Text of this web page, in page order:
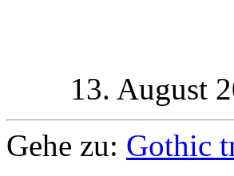
13. August
Gehe zu: Gothic